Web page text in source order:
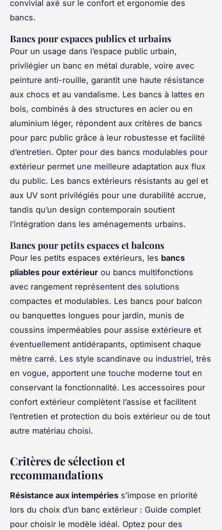
convivial axé sur le confort et ergonomie des
bancs.
Bancs pour espaces publics et urbains
Pour un usage dans l’espace public urbain,
privilégier un banc en métal durable, voire avec
peinture anti-rouille, garantit une haute résistance
aux chocs et au vandalisme. Les bancs à lattes en
bois, combinés à des structures en acier ou en
aluminium léger, répondent aux critères de bancs
pour parc public grâce à leur robustesse et facilité
d’entretien. Opter pour des bancs modulables pour
extérieur permet une meilleure adaptation aux flux
du public. Les bancs extérieurs résistants au gel et
aux UV sont privilégiés pour une durabilité accrue,
tandis qu’un design contemporain soutient
l’intégration dans les aménagements urbains.
Bancs pour petits espaces et balcons
Pour les petits espaces extérieurs, les bancs
pliables pour extérieur ou bancs multifonctions
avec rangement représentent des solutions
compactes et modulables. Les bancs pour balcon
ou banquettes longues pour jardin, munis de
coussins imperméables pour assise extérieure et
éventuellement antidérapants, optimisent chaque
mètre carré. Les style scandinave ou industriel, très
en vogue, apportent une touche moderne tout en
conservant la fonctionnalité. Les accessoires pour
confort extérieur complètent l’assise et facilitent
l’entretien et protection du bois extérieur ou de tout
autre matériau choisi.
Critères de sélection et
recommandations
Résistance aux intempéries s’impose en priorité
lors du choix d’un banc extérieur : Guide complet
pour choisir le modèle idéal. Optez pour des